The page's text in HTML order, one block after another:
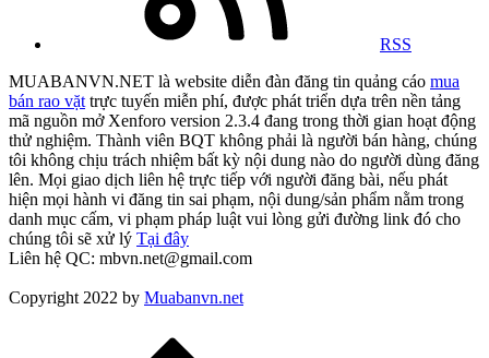
RSS
MUABANVN.NET là website diễn đàn đăng tin quảng cáo mua
bán rao vặt trực tuyến miễn phí, được phát triển dựa trên nền tảng
mã nguồn mở Xenforo version 2.3.4 đang trong thời gian hoạt động
thử nghiệm. Thành viên BQT không phải là người bán hàng, chúng
tôi không chịu trách nhiệm bất kỳ nội dung nào do người dùng đăng
lên. Mọi giao dịch liên hệ trực tiếp với người đăng bài, nếu phát
hiện mọi hành vi đăng tin sai phạm, nội dung/sản phẩm nằm trong
danh mục cấm, vi phạm pháp luật vui lòng gửi đường link đó cho
chúng tôi sẽ xử lý Tại đây
Liên hệ QC: mbvn.net@gmail.com
Copyright 2022 by Muabanvn.net